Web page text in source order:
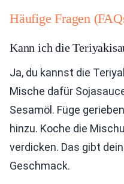
Häufige Fragen
Kann ich die
Ja, du kannst die
Mische dafür
Sesamöl. Füge
hinzu. Koche die
verdicken. Das gibt
Geschmack.